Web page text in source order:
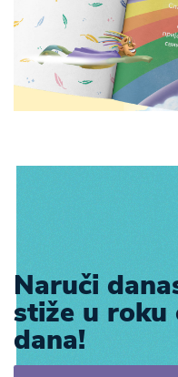
Naruči
stiže u roku
dana!